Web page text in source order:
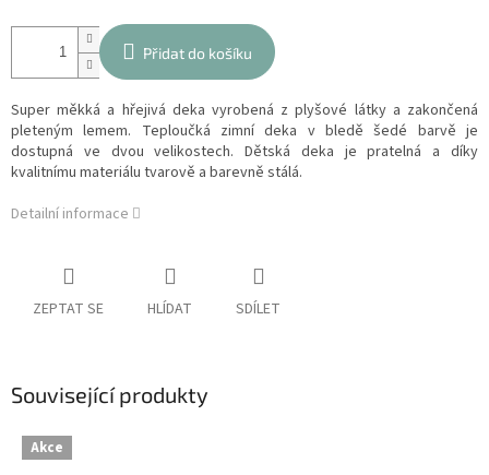
Přidat do košíku
Super měkká a hřejivá deka vyrobená z plyšové látky a zakončená
pleteným lemem. Teploučká zimní deka v bledě šedé barvě je
dostupná ve dvou velikostech. Dětská deka je pratelná a díky
kvalitnímu materiálu tvarově a barevně stálá.
Detailní informace
ZEPTAT SE HLÍDAT SDÍLET
Související produkty
Akce